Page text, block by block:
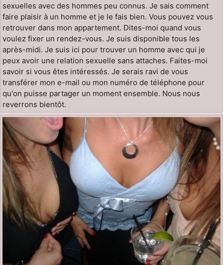
sexuelles avec des hommes peu connus. Je sais comment
faire plaisir à un homme et je le fais bien. Vous pouvez vous
retrouver dans mon appartement. Dites-moi quand vous
voulez fixer un rendez-vous. Je suis disponible tous les
après-midi. Je suis ici pour trouver un homme avec qui je
peux avoir une relation sexuelle sans attaches. Faites-moi
savoir si vous êtes intéressés. Je serais ravi de vous
transférer mon e-mail ou mon numéro de téléphone pour
qu'on puisse partager un moment ensemble. Nous nous
reverrons bientôt.